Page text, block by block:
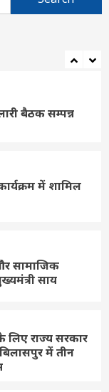
की ताकत,
बैठक सम्पन्न
में शामिल
सामाजिक
साय
लिए राज्य सरकार
में तीन